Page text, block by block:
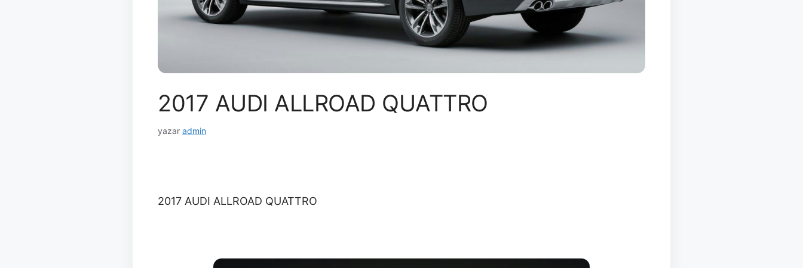
2017 AUDI ALLROAD QUATTRO
yazar admin
2017 AUDI ALLROAD QUATTRO